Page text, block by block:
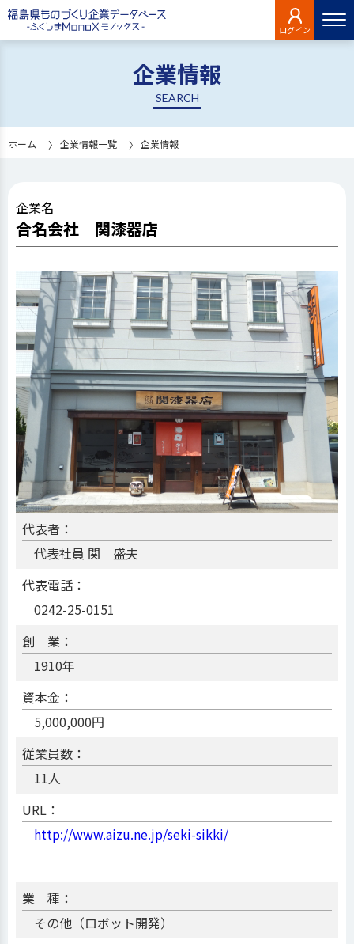
ログイン
企業情報
SEARCH
ホーム 企業情報一覧 企業情報
企業名
合名会社 関漆器店
代表者：
代表社員 関 盛夫
代表電話：
0242-25-0151
創 業：
1910年
資本金：
5,000,000円
従業員数：
11人
URL：
http://www.aizu.ne.jp/seki-sikki/
業 種：
その他（ロボット開発）